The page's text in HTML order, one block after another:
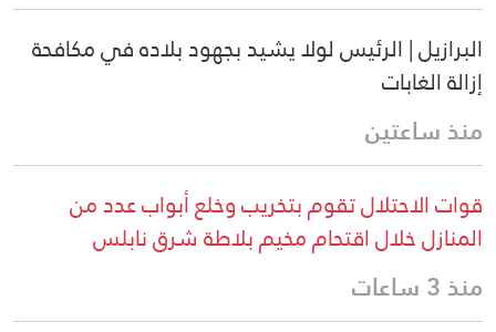
البرازيل | الرئيس لولا يشيد بجهود بلاده في مكافحة
إزالة الغابات
منذ ساعتين
قوات الاحتلال تقوم بتخريب وخلع أبواب عدد من
المنازل خلال اقتحام مخيم بلاطة شرق نابلس
منذ 3 ساعات